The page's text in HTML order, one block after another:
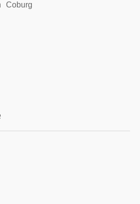
Coburg